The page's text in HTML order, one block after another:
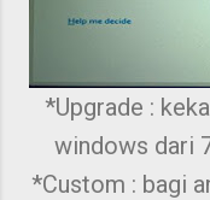
*Upgrade :
windows dari
*Custom : bagi